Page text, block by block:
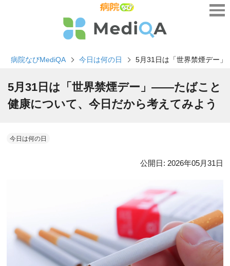
病院なびMediQA 今日は何の日 5月31日は「世界禁煙デー
5月31日は「世界禁煙デー」――たばこと
健康について、今日だから考えてみよう
今日は何の日
公開日: 2026年05月31日